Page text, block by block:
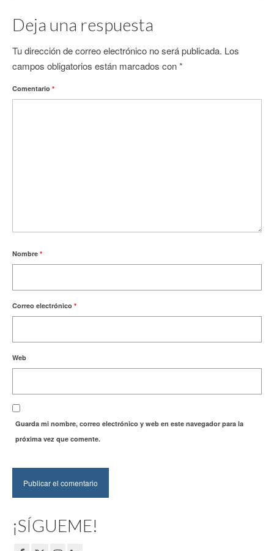
Deja una respuesta
Tu dirección de correo electrónico no será publicada. Los
campos obligatorios están marcados con*
Comentario *
Nombre *
Correo electrónico *
Web
Guarda mi nombre, correo electrónico y web en este navegador para la
próxima vez que comente.
¡SÍGUEME!